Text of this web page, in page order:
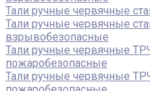
Тали ручные червячные
Тали ручные червячные
взрывобезопасные
Тали ручные червячные
пожаробезопасные
Тали ручные червячные